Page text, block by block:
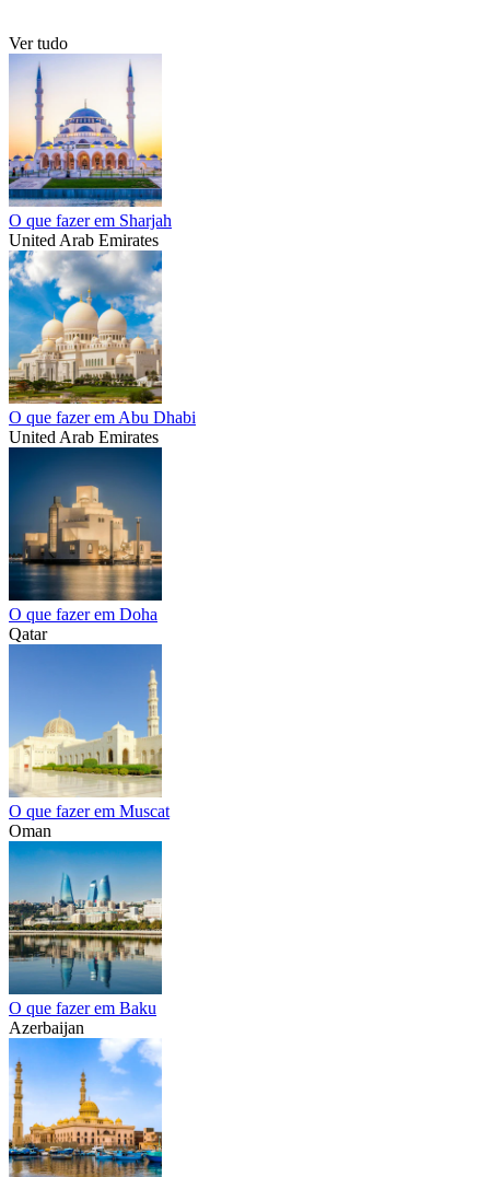
Ver tudo
O que fazer em Sharjah
United Arab Emirates
O que fazer em Abu Dhabi
United Arab Emirates
O que fazer em Doha
Qatar
O que fazer em Muscat
Oman
O que fazer em Baku
Azerbaijan